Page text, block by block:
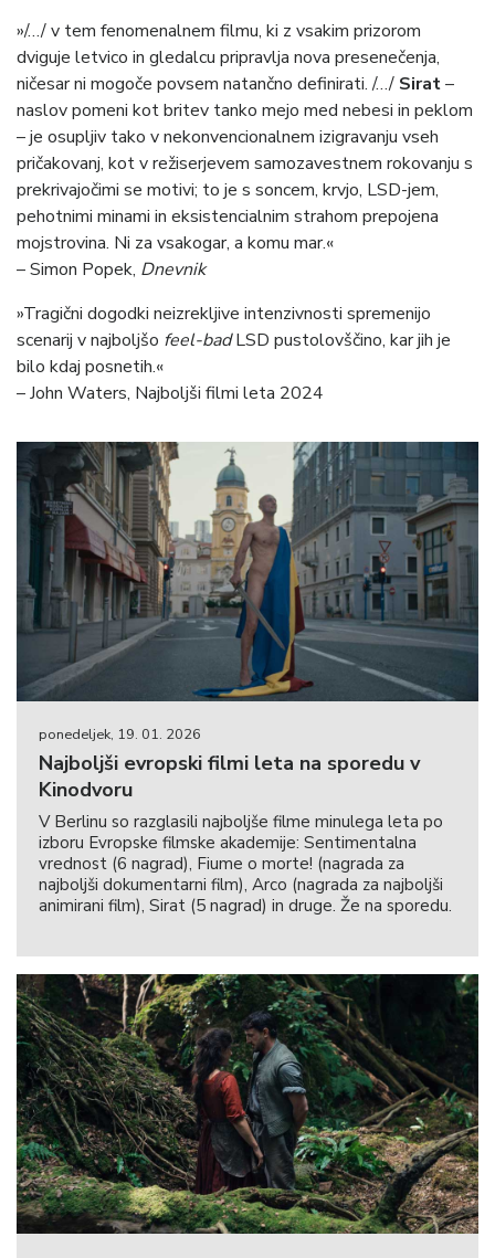
»/…/ v tem fenomenalnem filmu, ki z vsakim prizorom
dviguje letvico in gledalcu pripravlja nova presenečenja,
ničesar ni mogoče povsem natančno definirati. /…/ Sirat–
naslov pomeni kot britev tanko mejo med nebesi in peklom
– je osupljiv tako v nekonvencionalnem izigravanju vseh
pričakovanj, kot v režiserjevem samozavestnem rokovanju s
prekrivajočimi se motivi; to je s soncem, krvjo, LSD-jem,
pehotnimi minami in eksistencialnim strahom prepojena
mojstrovina. Ni za vsakogar, a komu mar.«
– Simon Popek, Dnevnik
»Tragični dogodki neizrekljive intenzivnosti spremenijo
scenarij v najboljšo feel-badLSD pustolovščino, kar jih je
bilo kdaj posnetih.«
– John Waters, Najboljši filmi leta 2024
ponedeljek, 19. 01. 2026
Najboljši evropski filmi leta na sporedu v
Kinodvoru
V Berlinu so razglasili najboljše filme minulega leta po
izboru Evropske filmske akademije: Sentimentalna
vrednost (6 nagrad), Fiume o morte! (nagrada za
najboljši dokumentarni film), Arco (nagrada za najboljši
animirani film), Sirat (5 nagrad) in druge. Že na sporedu.